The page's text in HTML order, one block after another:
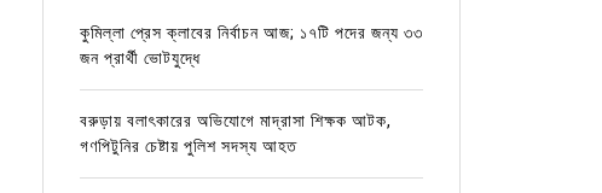
কুমিল্লা প্রেস ক্লাবের নির্বাচন আজ; ১৭টি পদের জন্য ৩৩
জন প্রার্থী ভোটযুদ্ধে
বরুড়ায় বলাৎকারের অভিযোগে মাদ্রাসা শিক্ষক আটক,
গণপিটুনির চেষ্টায় পুলিশ সদস্য আহত